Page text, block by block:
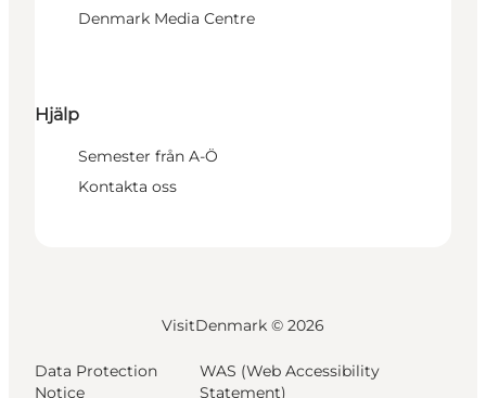
Denmark Media Centre
Hjälp
Semester från A-Ö
Kontakta oss
VisitDenmark © 2026
Data Protection
Notice
WAS (Web Accessibility
Statement)